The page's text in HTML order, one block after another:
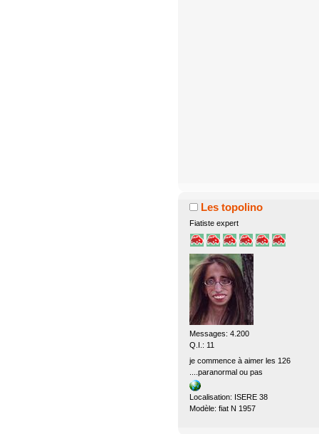
Les topolino
Fiatiste expert
Messages: 4.200
Q.I.: 11
je commence à aimer les 126
....paranormal ou pas
Localisation: ISERE 38
Modèle: fiat N 1957